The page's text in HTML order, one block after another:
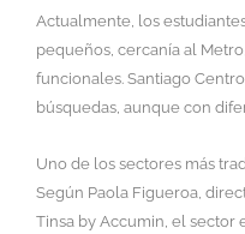
Actualmente, los
pequeños, cercanía al
funcionales. Santiago
búsquedas, aunque con
Uno de los sectores más
Según Paola Figueroa,
Tinsa by Accumin, el sector